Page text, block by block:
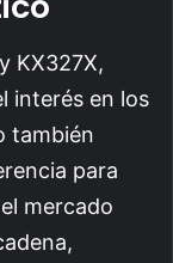
KX327X,
interés en los
también
para
mercado